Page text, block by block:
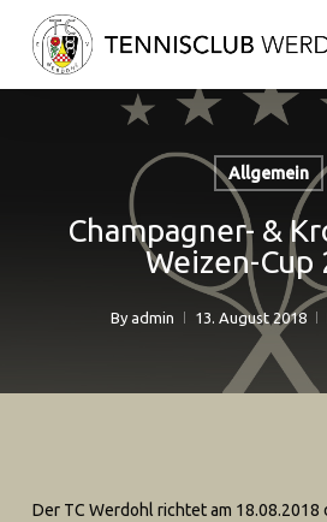
Allgemein
Champagner- &
Weizen-Cup
By admin 13. August 2018
Der TC Werdohl richtet am 18.08.2018